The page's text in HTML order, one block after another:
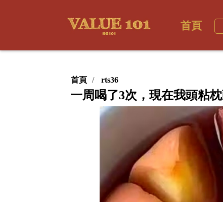
首頁
首頁 rts36
一周喝了3次，現在我頭粘